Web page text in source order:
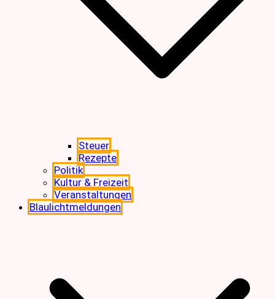
Steuer
Rezepte
Politik
Kultur & Freizeit
Veranstaltungen
Blaulichtmeldungen